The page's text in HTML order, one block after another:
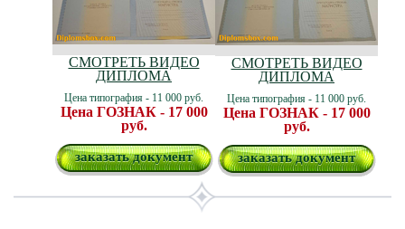
СМОТРЕТЬ ВИДЕО
ДИПЛОМА
Цена типография - 11 000 руб.
Цена ГОЗНАК - 17 000
руб.
заказать документ
СМОТРЕТЬ ВИДЕО
ДИПЛОМА
Цена типография - 11 000 руб.
Цена ГОЗНАК - 17 000
руб.
заказать документ